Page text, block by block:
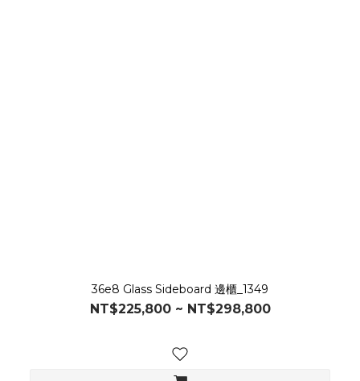
36e8 Glass Sideboard 邊櫃_1349
NT$225,800 ~ NT$298,800